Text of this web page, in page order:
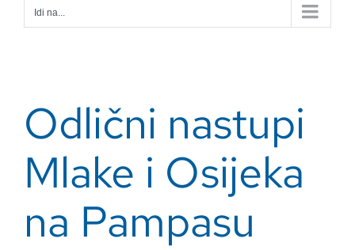
Idi na...
Odlični nastupi
Mlake i Osijeka
na Pampasu